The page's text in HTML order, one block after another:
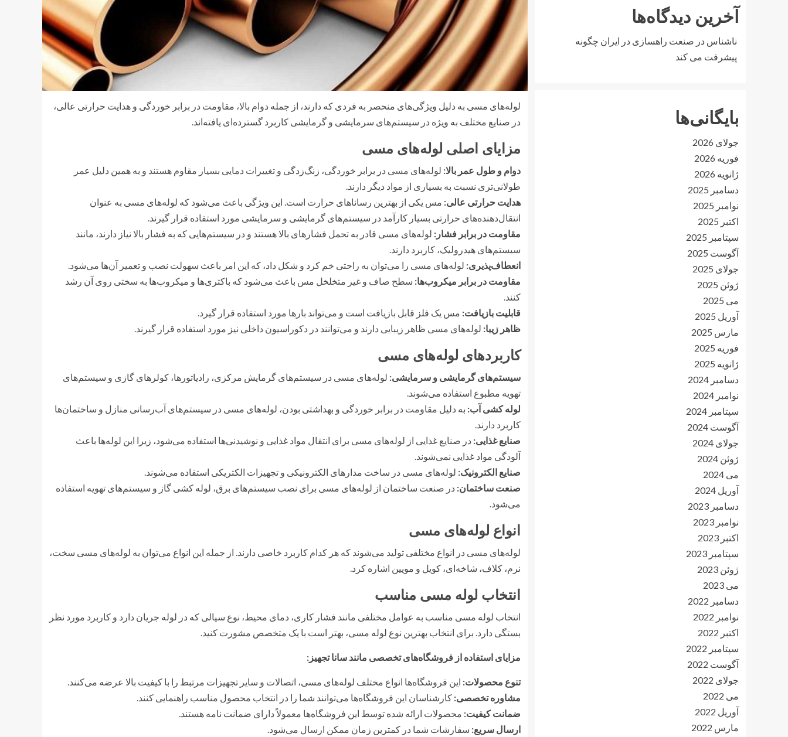
لوله‌های مسی به دلیل ویژگی‌های منحصر به فردی که دارند، از جمله دوام بالا، مقاومت در برابر خوردگی و هدایت حرارتی عالی،
در صنایع مختلف به ویژه در سیستم‌های سرمایشی و گرمایشی کاربرد گسترده‌ای یافته‌اند.
مزایای اصلی لوله‌های مسی
دوام و طول عمر بالا: لوله‌های مسی در برابر خوردگی، زنگ‌زدگی و تغییرات دمایی بسیار مقاوم هستند و به همین دلیل عمر
طولانی‌تری نسبت به بسیاری از مواد دیگر دارند.
هدایت حرارتی عالی: مس یکی از بهترین رساناهای حرارت است. این ویژگی باعث می‌شود که لوله‌های مسی به عنوان
انتقال‌دهنده‌های حرارتی بسیار کارآمد در سیستم‌های گرمایشی و سرمایشی مورد استفاده قرار گیرند.
مقاومت در برابر فشار: لوله‌های مسی قادر به تحمل فشارهای بالا هستند و در سیستم‌هایی که به فشار بالا نیاز دارند، مانند
سیستم‌های هیدرولیک، کاربرد دارند.
انعطاف‌پذیری: لوله‌های مسی را می‌توان به راحتی خم کرد و شکل داد، که این امر باعث سهولت نصب و تعمیر آن‌ها می‌شود.
مقاومت در برابر میکروب‌ها: سطح صاف و غیر متخلخل مس باعث می‌شود که باکتری‌ها و میکروب‌ها به سختی روی آن رشد
کنند.
قابلیت بازیافت: مس یک فلز قابل بازیافت است و می‌تواند بارها مورد استفاده قرار گیرد.
ظاهر زیبا: لوله‌های مسی ظاهر زیبایی دارند و می‌توانند در دکوراسیون داخلی نیز مورد استفاده قرار گیرند.
کاربردهای لوله‌های مسی
سیستم‌های گرمایشی و سرمایشی: لوله‌های مسی در سیستم‌های گرمایش مرکزی، رادیاتورها، کولرهای گازی و سیستم‌های
تهویه مطبوع استفاده می‌شوند.
لوله کشی آب: به دلیل مقاومت در برابر خوردگی و بهداشتی بودن، لوله‌های مسی در سیستم‌های آب‌رسانی منازل و ساختمان‌ها
کاربرد دارند.
صنایع غذایی: در صنایع غذایی از لوله‌های مسی برای انتقال مواد غذایی و نوشیدنی‌ها استفاده می‌شود، زیرا این لوله‌ها باعث
آلودگی مواد غذایی نمی‌شوند.
صنایع الکترونیک: لوله‌های مسی در ساخت مدارهای الکترونیکی و تجهیزات الکتریکی استفاده می‌شوند.
صنعت ساختمان: در صنعت ساختمان از لوله‌های مسی برای نصب سیستم‌های برق، لوله کشی گاز و سیستم‌های تهویه استفاده
می‌شود.
انواع لوله‌های مسی
لوله‌های مسی در انواع مختلفی تولید می‌شوند که هر کدام کاربرد خاصی دارند. از جمله این انواع می‌توان به لوله‌های مسی سخت،
نرم، کلاف، شاخه‌ای، کویل و مویین اشاره کرد.
انتخاب لوله مسی مناسب
انتخاب لوله مسی مناسب به عوامل مختلفی مانند فشار کاری، دمای محیط، نوع سیالی که در لوله جریان دارد و کاربرد مورد نظر
بستگی دارد. برای انتخاب بهترین نوع لوله مسی، بهتر است با یک متخصص مشورت کنید.
مزایای استفاده از فروشگاه‌های تخصصی مانند سانا تجهیز:
تنوع محصولات: این فروشگاه‌ها انواع مختلف لوله‌های مسی، اتصالات و سایر تجهیزات مرتبط را با کیفیت بالا عرضه می‌کنند.
مشاوره تخصصی: کارشناسان این فروشگاه‌ها می‌توانند شما را در انتخاب محصول مناسب راهنمایی کنند.
ضمانت کیفیت: محصولات ارائه شده توسط این فروشگاه‌ها معمولاً دارای ضمانت نامه هستند.
ارسال سریع: سفارشات شما در کمترین زمان ممکن ارسال می‌شود.
آخرین دیدگاه‌ها
ناشناس در صنعت راهسازی در ایران چگونه
پیشرفت می کند
بایگانی‌ها
جولای 2026
فوریه 2026
ژانویه 2026
دسامبر 2025
نوامبر 2025
اکتبر 2025
سپتامبر 2025
آگوست 2025
جولای 2025
ژوئن 2025
می 2025
آوریل 2025
مارس 2025
فوریه 2025
ژانویه 2025
دسامبر 2024
نوامبر 2024
سپتامبر 2024
آگوست 2024
جولای 2024
ژوئن 2024
می 2024
آوریل 2024
دسامبر 2023
نوامبر 2023
اکتبر 2023
سپتامبر 2023
ژوئن 2023
می 2023
دسامبر 2022
نوامبر 2022
اکتبر 2022
سپتامبر 2022
آگوست 2022
جولای 2022
می 2022
آوریل 2022
مارس 2022